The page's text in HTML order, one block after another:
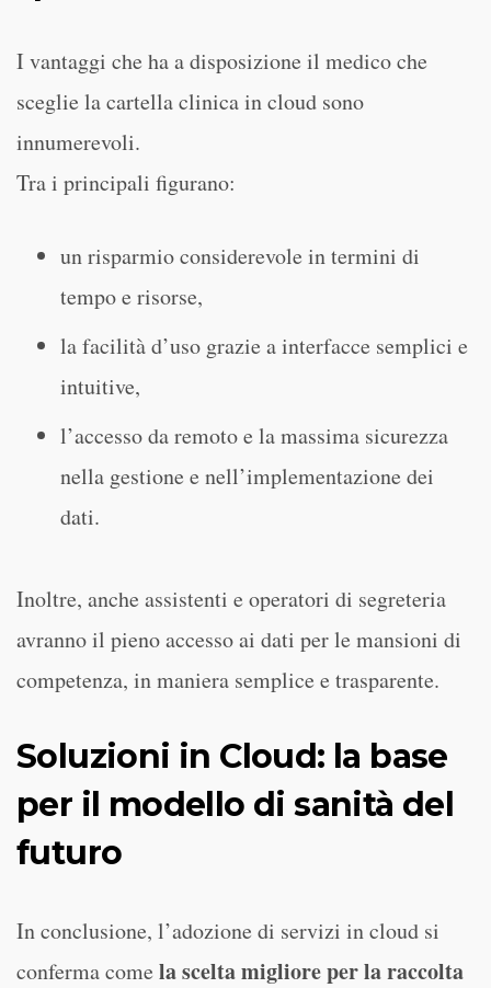
I vantaggi che ha a disposizione il medico che
sceglie la cartella clinica in cloud sono
innumerevoli.
Tra i principali figurano:
un risparmio considerevole in termini di
tempo e risorse,
la facilità d’uso grazie a interfacce semplici e
intuitive,
l’accesso da remoto e la massima sicurezza
nella gestione e nell’implementazione dei
dati.
Inoltre, anche assistenti e operatori di segreteria
avranno il pieno accesso ai dati per le mansioni di
competenza, in maniera semplice e trasparente.
Soluzioni in Cloud: la base
per il modello di sanità del
futuro
In conclusione, l’adozione di servizi in cloud si
conferma come la scelta migliore per la raccolta